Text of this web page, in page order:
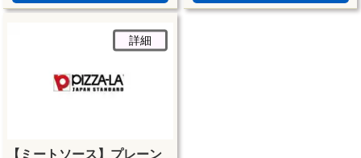
詳細
【ミートソース】プレーン